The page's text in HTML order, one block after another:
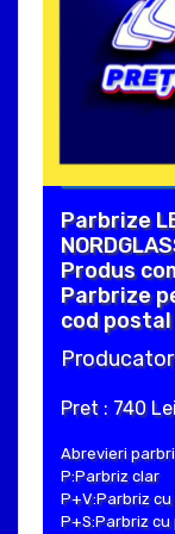
Parbrize
Produs
Parbrize
cod postal
Producator
Pret : 740
Abrevieri
P:Parbriz clar
P+V:Parbriz
P+S:Parbriz